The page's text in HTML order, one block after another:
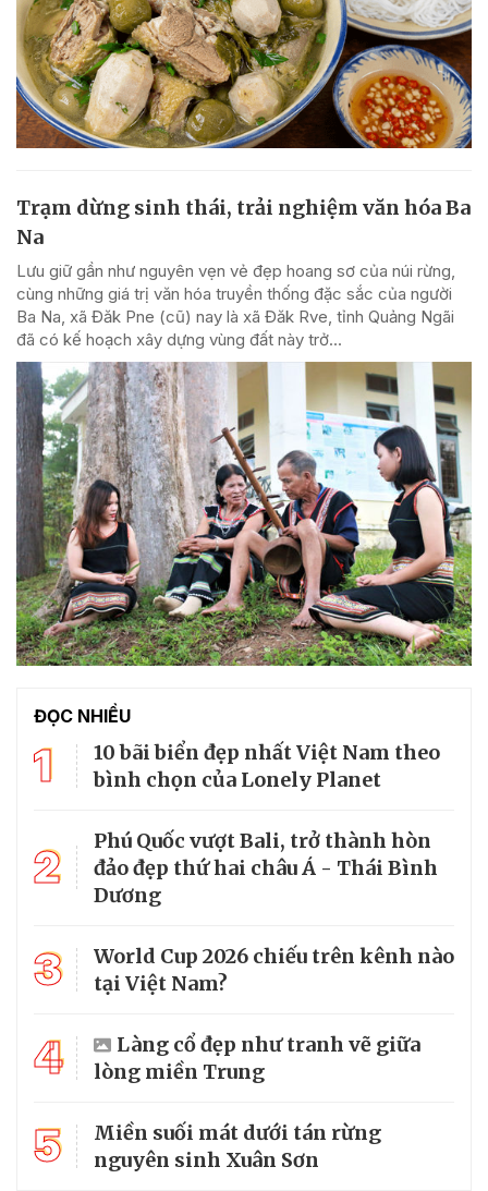
Trạm dừng sinh thái, trải nghiệm văn hóa Ba
Na
Lưu giữ gần như nguyên vẹn vẻ đẹp hoang sơ của núi rừng,
cùng những giá trị văn hóa truyền thống đặc sắc của người
Ba Na, xã Đăk Pne (cũ) nay là xã Đăk Rve, tỉnh Quảng Ngãi
đã có kế hoạch xây dựng vùng đất này trở...
ĐỌC NHIỀU
1
10 bãi biển đẹp nhất Việt Nam theo
bình chọn của Lonely Planet
2
Phú Quốc vượt Bali, trở thành hòn
đảo đẹp thứ hai châu Á - Thái Bình
Dương
3
World Cup 2026 chiếu trên kênh nào
tại Việt Nam?
4
Làng cổ đẹp như tranh vẽ giữa
lòng miền Trung
5
Miền suối mát dưới tán rừng
nguyên sinh Xuân Sơn